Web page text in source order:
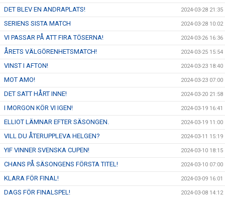
DET BLEV EN ANDRAPLATS! 2024-03-28 21:35
SERIENS SISTA MATCH 2024-03-28 10:02
VI PASSAR PÅ ATT FIRA TÖSERNA! 2024-03-26 16:36
ÅRETS VÄLGÖRENHETSMATCH! 2024-03-25 15:54
VINST I AFTON! 2024-03-23 18:40
MOT AMO! 2024-03-23 07:00
DET SATT HÅRT INNE! 2024-03-20 21:58
I MORGON KÖR VI IGEN! 2024-03-19 16:41
ELLIOT LÄMNAR EFTER SÄSONGEN. 2024-03-19 11:00
VILL DU ÅTERUPPLEVA HELGEN? 2024-03-11 15:19
YIF VINNER SVENSKA CUPEN! 2024-03-10 18:15
CHANS PÅ SÄSONGENS FÖRSTA TITEL! 2024-03-10 07:00
KLARA FÖR FINAL! 2024-03-09 16:01
DAGS FÖR FINALSPEL! 2024-03-08 14:12